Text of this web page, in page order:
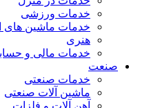
خدمات ورزشی
خدمات ماشین های اداری
هنری
خدمات مالی و حسابداری
صنعت
خدمات صنعتی
ماشین آلات صنعتی